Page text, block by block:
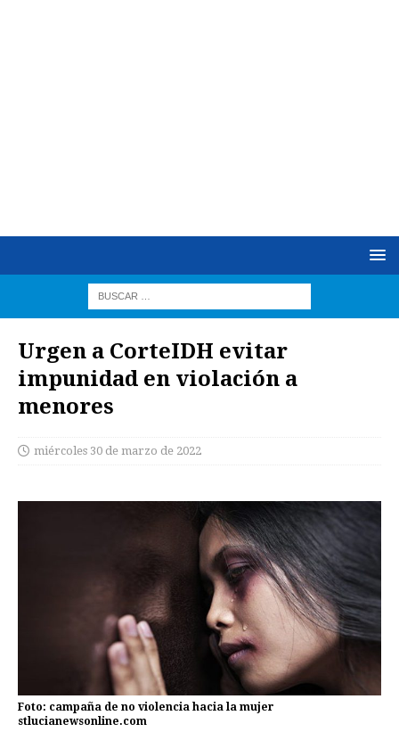
Urgen a CorteIDH evitar
impunidad en violación a
menores
miércoles 30 de marzo de 2022
Foto: campaña de no violencia hacia la mujer
stlucianewsonline.com